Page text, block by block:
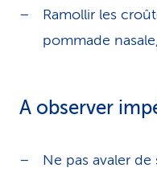
Ramollir les
pommade
A observer
Ne pas avaler